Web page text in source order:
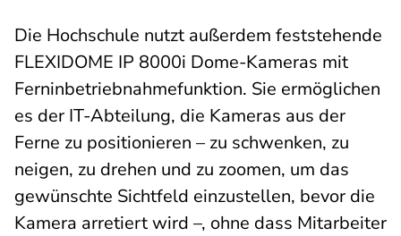
Die Hochschule nutzt außerdem feststehende
FLEXIDOME IP 8000i Dome-Kameras mit
Ferninbetriebnahmefunktion. Sie ermöglichen
es der IT-Abteilung, die Kameras aus der
Ferne zu positionieren – zu schwenken, zu
neigen, zu drehen und zu zoomen, um das
gewünschte Sichtfeld einzustellen, bevor die
Kamera arretiert wird –, ohne dass Mitarbeiter